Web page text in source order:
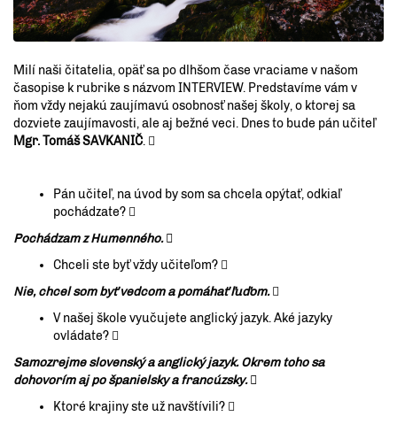
Milí naši čitatelia, opäť sa po dlhšom čase vraciame v našom
časopise k rubrike s názvom INTERVIEW. Predstavíme vám v
ňom vždy nejakú zaujímavú osobnosť našej školy, o ktorej sa
dozviete zaujímavosti, ale aj bežné veci. Dnes to bude pán učiteľ
Mgr. Tomáš SAVKANIČ. 
Pán učiteľ, na úvod by som sa chcela opýtať, odkiaľ
pochádzate? 
Pochádzam z Humenného.
Chceli ste byť vždy učiteľom? 
Nie, chcel som byť vedcom a pomáhať ľuďom.
V našej škole vyučujete anglický jazyk. Aké jazyky
ovládate? 
Samozrejme slovenský a anglický jazyk. Okrem toho sa
dohovorím aj po španielsky a francúzsky. 
Ktoré krajiny ste už navštívili? 